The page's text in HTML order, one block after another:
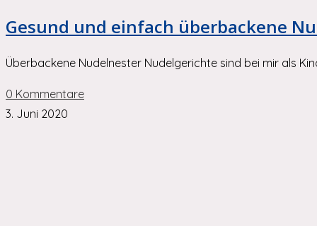
Gesund und einfach überbackene
Überbackene Nudelnester Nudelgerichte sind bei mir als
0 Kommentare
3. Juni 2020